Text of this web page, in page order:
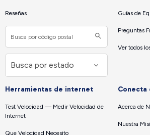
Reseñas Guías de
Preguntas
Ver todos
Herramientas de internet
Test Velocidad — Medir Velocidad de
Internet
Que Velocidad Necesito
Conecta
Acerca de
Nuestra